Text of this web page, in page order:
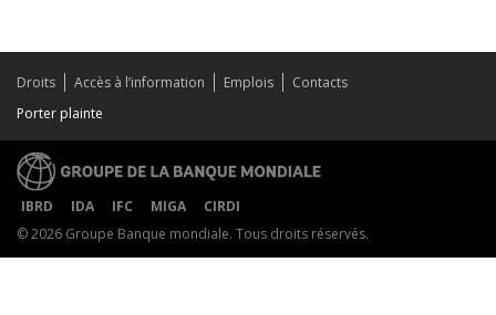
Droits Accès à l’information Emplois
Contacts
Porter plainte
IBRD IDA IFC MIGA
CIRDI
© 2026 Groupe Banque mondiale. Tous droits réservés.